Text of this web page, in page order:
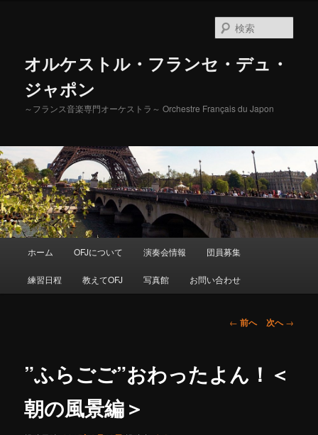
オルケストル・フランセ・デュ・
ジャポン
～フランス音楽専門オーケストラ～ Orchestre Français du Japon
索
メ
イ
ン
テ
ホーム OFJについて 演奏会情報 団員募集
練習日程 教えてOFJ 写真館 お問い合わせ
投
ビ
ゲ
← 前へ 次へ→
”ふらごご”おわったよん！＜
朝の風景編＞